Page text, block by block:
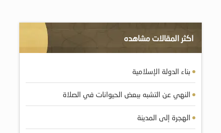
اكثر المقالات مشاهده
بناء الدولة الإسلامية
النهي عن التشبه ببعض الحيوانات في الصلاة
الهجرة إلى المدينة